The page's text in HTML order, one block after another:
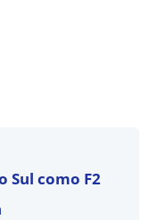
Sul como F2